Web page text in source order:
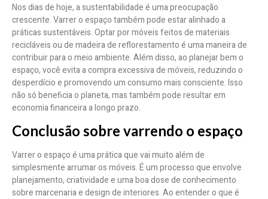
Nos dias de hoje, a sustentabilidade é uma preocupação
crescente. Varrer o espaço também pode estar alinhado a
práticas sustentáveis. Optar por móveis feitos de materiais
recicláveis ou de madeira de reflorestamento é uma maneira de
contribuir para o meio ambiente. Além disso, ao planejar bem o
espaço, você evita a compra excessiva de móveis, reduzindo o
desperdício e promovendo um consumo mais consciente. Isso
não só beneficia o planeta, mas também pode resultar em
economia financeira a longo prazo.
Conclusão sobre varrendo o espaço
Varrer o espaço é uma prática que vai muito além de
simplesmente arrumar os móveis. É um processo que envolve
planejamento, criatividade e uma boa dose de conhecimento
sobre marcenaria e design de interiores. Ao entender o que é